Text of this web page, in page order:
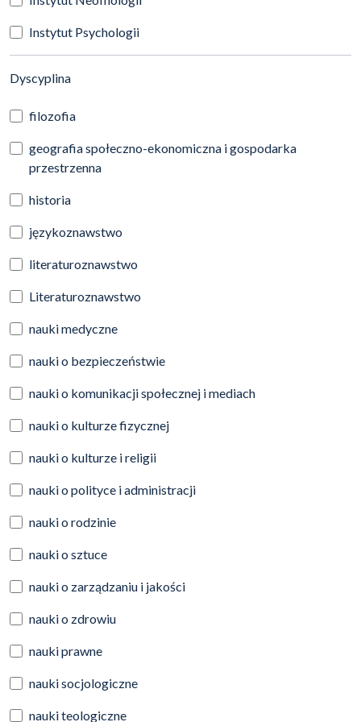
Instytut Psychologii
Dyscyplina(automatyczne przeładowanie treści)
filozofia
geografia społeczno-ekonomiczna i gospodarka
przestrzenna
historia
językoznawstwo
literaturoznawstwo
Literaturoznawstwo
nauki medyczne
nauki o bezpieczeństwie
nauki o komunikacji społecznej i mediach
nauki o kulturze fizycznej
nauki o kulturze i religii
nauki o polityce i administracji
nauki o rodzinie
nauki o sztuce
nauki o zarządzaniu i jakości
nauki o zdrowiu
nauki prawne
nauki socjologiczne
nauki teologiczne